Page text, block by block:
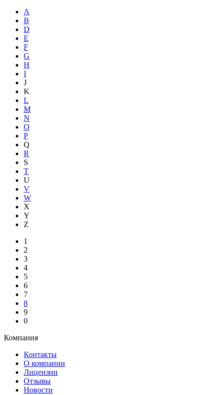
A
B
D
E
F
G
H
I
J
K
L
M
N
O
P
Q
R
S
T
U
V
W
X
Y
Z
1
2
3
4
5
6
7
8
9
0
Компания
Контакты
О компании
Лицензии
Отзывы
Новости